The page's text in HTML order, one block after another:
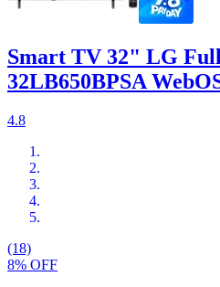
Smart TV 32" LG
32LB650BPSA
4.8
(18)
8% OFF